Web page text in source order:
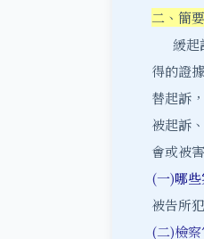
二、簡
緩起
得的證
替起訴
被起訴
會或被
(一)哪
被告所
(二)檢